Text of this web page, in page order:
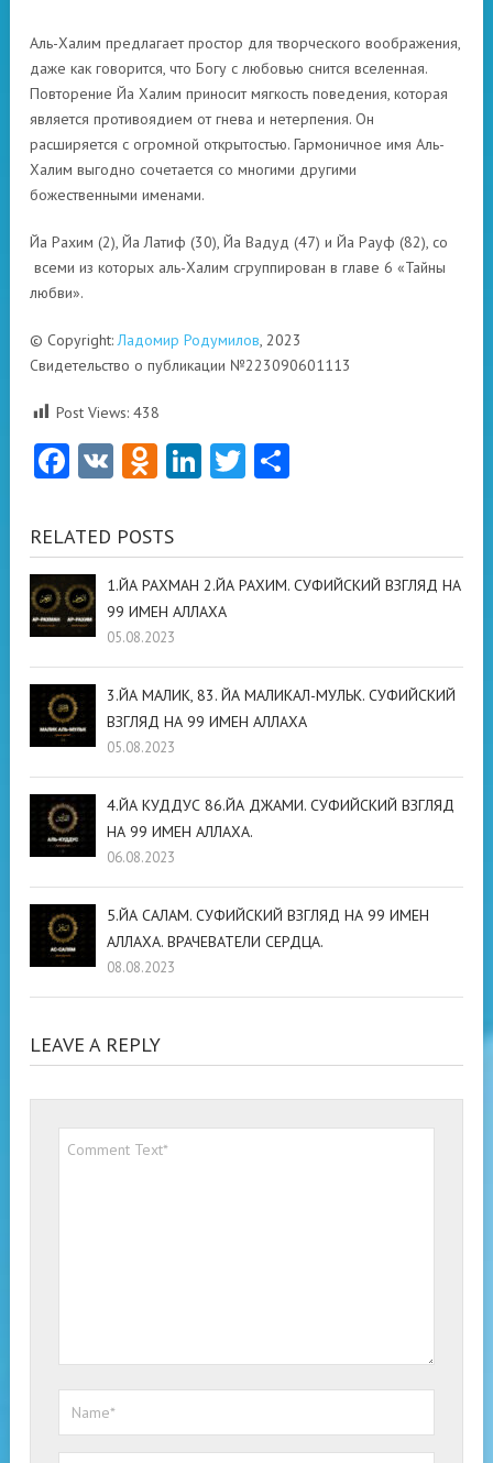
Аль-Халим предлагает простор для творческого воображения,
даже как говорится, что Богу с любовью снится вселенная.
Повторение Йа Халим приносит мягкость поведения, которая
является противоядием от гнева и нетерпения. Он
расширяется с огромной открытостью. Гармоничное имя Аль-
Халим выгодно сочетается со многими другими
божественными именами.
Йа Рахим (2), Йа Латиф (30), Йа Вадуд (47) и Йа Рауф (82), со
всеми из которых аль-Халим сгруппирован в главе 6 «Тайны
любви».
© Copyright:Ладомир Родумилов, 2023
Свидетельство о публикации №223090601113
Post Views: 438
Facebook
VK Odnoklassniki
LinkedIn
Twitter
RELATED POSTS
1.ЙА РАХМАН 2.ЙА РАХИМ. СУФИЙСКИЙ ВЗГЛЯД НА
99 ИМЕН АЛЛАХА
05.08.2023
3.ЙА МАЛИК, 83. ЙА МАЛИКАЛ-МУЛЬК. СУФИЙСКИЙ
ВЗГЛЯД НА 99 ИМЕН АЛЛАХА
05.08.2023
4.ЙА КУДДУС 86.ЙА ДЖАМИ. СУФИЙСКИЙ ВЗГЛЯД
НА 99 ИМЕН АЛЛАХА.
06.08.2023
5.ЙА САЛАМ. СУФИЙСКИЙ ВЗГЛЯД НА 99 ИМЕН
АЛЛАХА. ВРАЧЕВАТЕЛИ СЕРДЦА.
08.08.2023
LEAVE A REPLY